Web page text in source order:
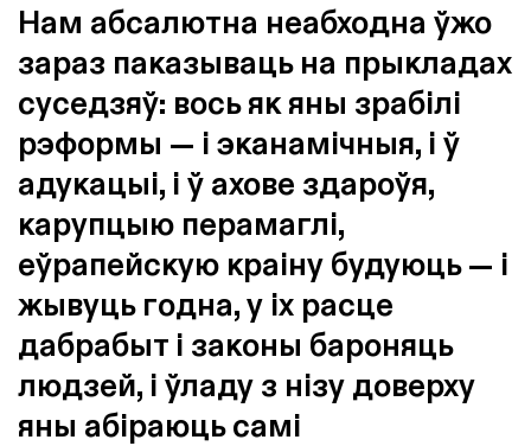
Нам абсалютна неабходна ўжо
зараз паказываць на прыкладах
суседзяў: вось як яны зрабілі
рэформы — і эканамічныя, і ў
адукацыі, і ў ахове здароўя,
карупцыю перамаглі,
еўрапейскую краіну будуюць — і
жывуць годна, у іх расце
дабрабыт і законы бароняць
людзей, і ўладу з нізу доверху
яны абіраюць самі